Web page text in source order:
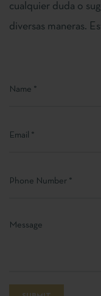
cualquier duda o
diversas maneras.